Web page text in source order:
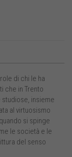
di chi le ha
che in Trento
insieme
al virtuosismo
si spinge
le società e le
del senso